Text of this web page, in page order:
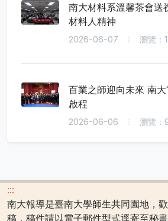
南大材料系溫馨茶會送
材料人精神
2026-06-07 瀏覽：
百業之師迎向未來 南
啟程
2026-06-06 瀏覽：
:::
南大報導是臺南大學師生共同園地，
稿，稿件請以電子郵件型式逕寄至秘